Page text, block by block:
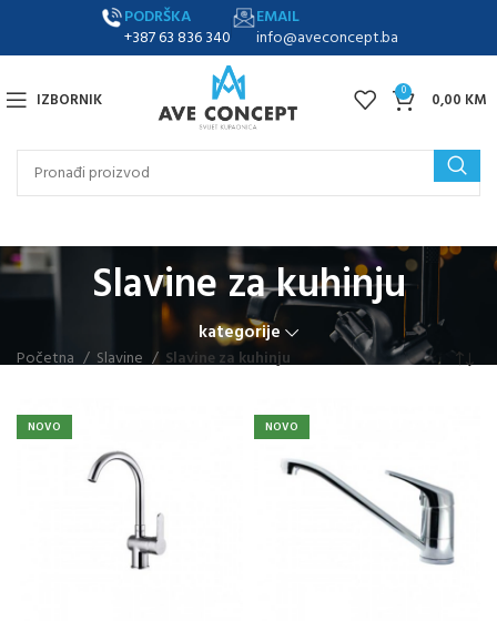
PODRŠKA
+387 63 836 340
EMAIL
info@aveconcept.ba
IZBORNIK 0 0,00 KM
Slavine za kuhinju
kategorije
Početna Slavine Slavine za kuhinju
NOVO NOVO